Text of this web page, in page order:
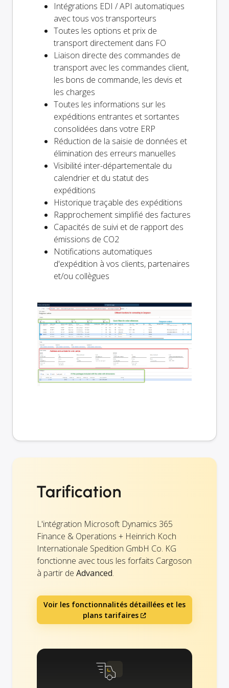
Intégrations EDI / API automatiques
avec tous vos transporteurs
Toutes les options et prix de
transport directement dans FO
Liaison directe des commandes de
transport avec les commandes client,
les bons de commande, les devis et
les charges
Toutes les informations sur les
expéditions entrantes et sortantes
consolidées dans votre ERP
Réduction de la saisie de données et
élimination des erreurs manuelles
Visibilité inter-départementale du
calendrier et du statut des
expéditions
Historique traçable des expéditions
Rapprochement simplifié des factures
Capacités de suivi et de rapport des
émissions de CO2
Notifications automatiques
d'expédition à vos clients, partenaires
et/ou collègues
Tarification
L'intégration Microsoft Dynamics 365
Finance & Operations + Heinrich Koch
Internationale Spedition GmbH Co. KG
fonctionne avec tous les forfaits Cargoson
à partir de Advanced.
Voir les fonctionnalités détaillées et les
plans tarifaires